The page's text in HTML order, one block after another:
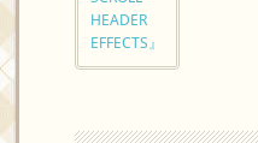
HEADER
EFFECTS』